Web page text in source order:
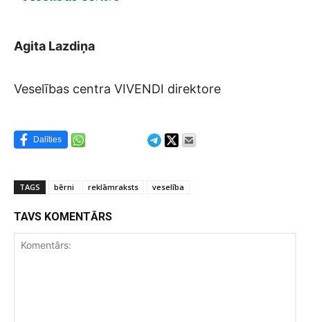
Agita Lazdiņa
Veselības centra VIVENDI direktore
Dalīties
TAGS bērni reklāmraksts veselība
TAVS KOMENTĀRS